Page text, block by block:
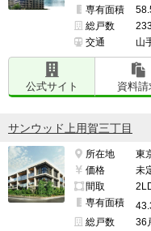
専有面積
総戸数
交通
山
公式サイト 資料請
サンウッド上用賀三丁目
所在地
東
価格
未
間取
専有面積
総戸数
36